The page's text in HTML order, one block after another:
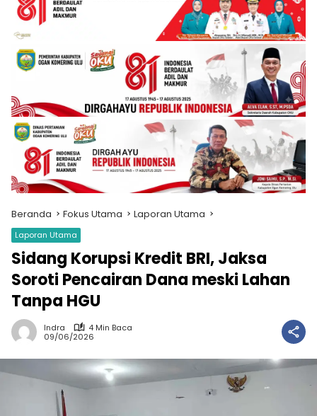
Beranda Fokus Utama Laporan Utama
Laporan Utama
Sidang Korupsi Kredit BRI, Jaksa
Soroti Pencairan Dana meski Lahan
Tanpa HGU
Indra
4 Min Baca
09/06/2026